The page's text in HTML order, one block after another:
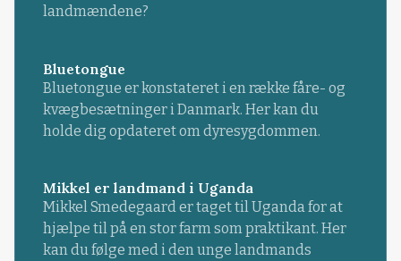
landmændene?
Bluetongue
Bluetongue er konstateret i en række fåre- og
kvægbesætninger i Danmark. Her kan du
holde dig opdateret om dyresygdommen.
Mikkel er landmand i Uganda
Mikkel Smedegaard er taget til Uganda for at
hjælpe til på en stor farm som praktikant. Her
kan du følge med i den unge landmands